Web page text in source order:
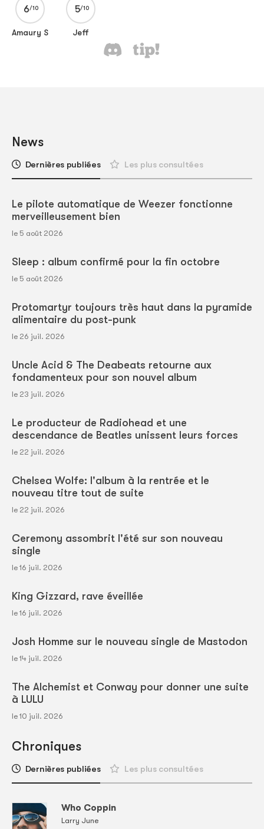
6
Amaury S
5
Jeff
News
Dernières publiées Les plus consultées
Le pilote automatique de Weezer fonctionne
merveilleusement bien
le 5 août 2026
Sleep : album confirmé pour la fin octobre
le 5 août 2026
Protomartyr toujours très haut dans la pyramide
alimentaire du post-punk
le 26 juil. 2026
Uncle Acid & The Deabeats retourne aux
fondamenteux pour son nouvel album
le 23 juil. 2026
Le producteur de Radiohead et une
descendance de Beatles unissent leurs forces
le 22 juil. 2026
Chelsea Wolfe: l'album à la rentrée et le
nouveau titre tout de suite
le 22 juil. 2026
Ceremony assombrit l'été sur son nouveau
single
le 16 juil. 2026
King Gizzard, rave éveillée
le 16 juil. 2026
Josh Homme sur le nouveau single de Mastodon
le 14 juil. 2026
The Alchemist et Conway pour donner une suite
à LULU
le 10 juil. 2026
Chroniques
Dernières publiées Les plus consultées
Who Coppin
Larry June